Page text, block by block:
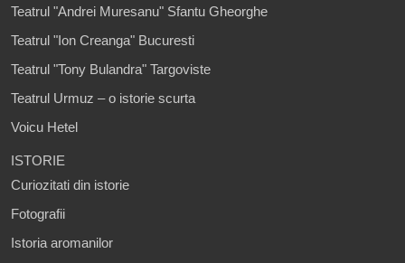
Teatrul "Andrei Muresanu" Sfantu Gheorghe
Teatrul "Ion Creanga" Bucuresti
Teatrul "Tony Bulandra" Targoviste
Teatrul Urmuz – o istorie scurta
Voicu Hetel
ISTORIE
Curiozitati din istorie
Fotografii
Istoria aromanilor